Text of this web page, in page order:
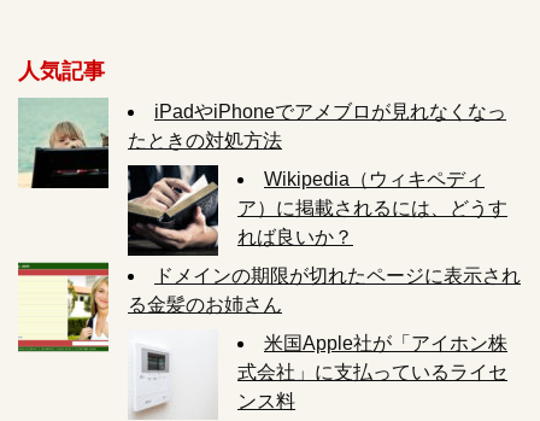
人気記事
iPadやiPhoneでアメブロが見れなくなっ
たときの対処方法
Wikipedia（ウィキペディ
ア）に掲載されるには、どうす
れば良いか？
ドメインの期限が切れたページに表示され
る金髪のお姉さん
米国Apple社が「アイホン株
式会社」に支払っているライセ
ンス料